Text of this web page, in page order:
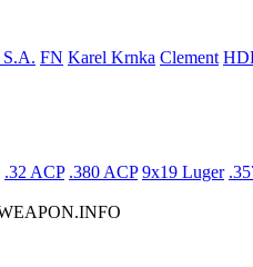
S.A. FN Karel Krnka Clement
.32 ACP .380 ACP 9x19 Luger